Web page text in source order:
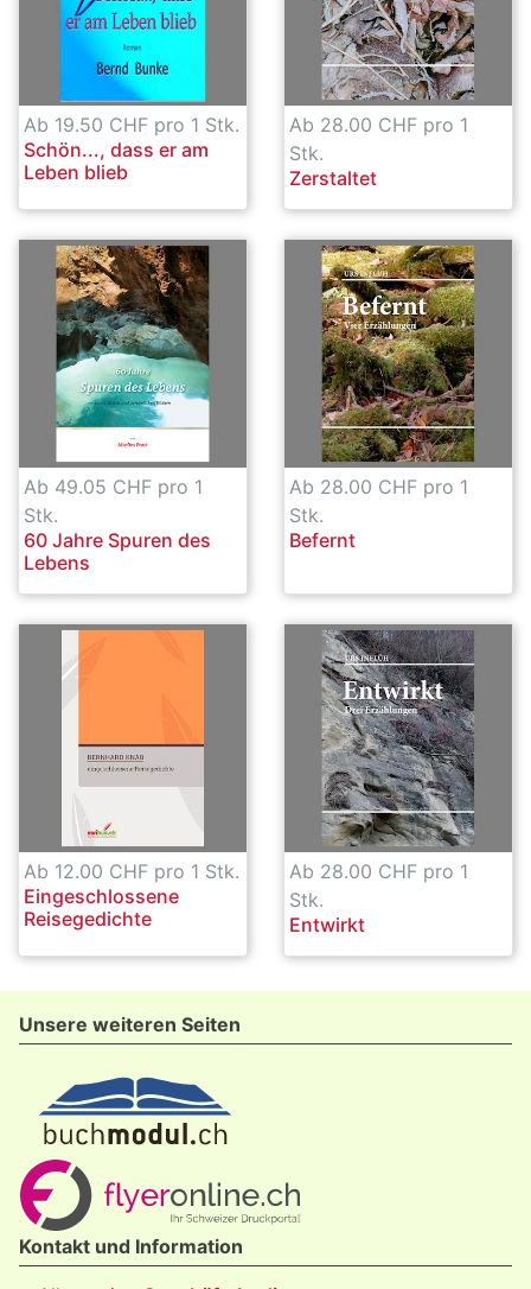
Ab 19.50 CHF pro 1 Stk.
Schön..., dass er am
Leben blieb
Ab 28.00 CHF pro 1
Stk.
Zerstaltet
Ab 49.05 CHF pro 1
Stk.
60 Jahre Spuren des
Lebens
Ab 28.00 CHF pro 1
Stk.
Befernt
Ab 12.00 CHF pro 1 Stk.
Eingeschlossene
Reisegedichte
Ab 28.00 CHF pro 1
Stk.
Entwirkt
Unsere weiteren Seiten
Kontakt und Information